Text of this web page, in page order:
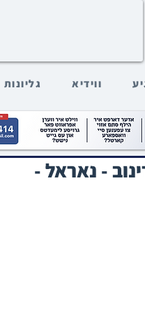
ווידיא גליונות
- נאראל -